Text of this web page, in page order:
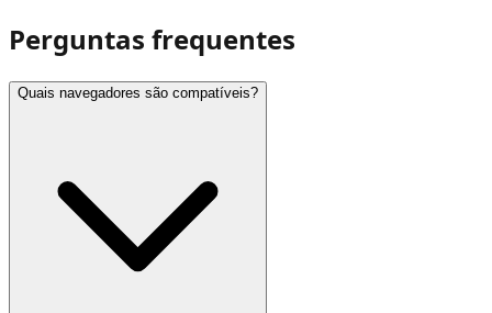
Perguntas frequentes
Quais navegadores são compatíveis?